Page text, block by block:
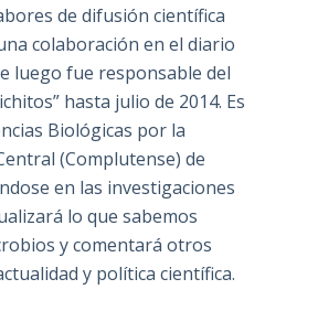
de difusión científica
colaboración en el diario
luego fue responsable del
hasta julio de 2014. Es
Biológicas por la
(Complutense) de
en las investigaciones
lo que sabemos
y comentará otros
y política científica.